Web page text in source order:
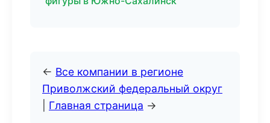
← Все компании в регионе
Приволжский федеральный округ
Главная страница →